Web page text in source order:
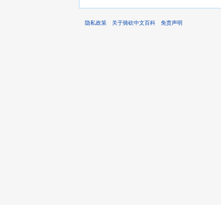
隐私政策 关于骑砍中文百科 免责声明